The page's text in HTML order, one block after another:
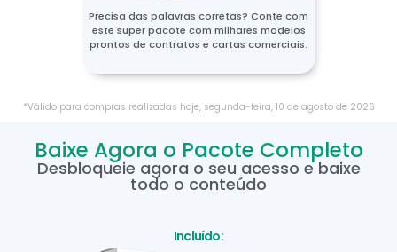
Precisa das palavras corretas? Conte com
este super pacote com milhares modelos
prontos de contratos e cartas comerciais.
*Válido para compras realizadas hoje, segunda-feira, 10 de agostode 2026
Baixe Agora o Pacote Completo
Desbloqueie agora o seu acesso e baixe
todo o conteúdo
Incluído: